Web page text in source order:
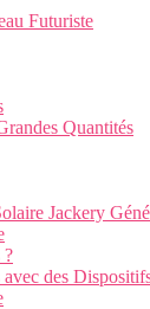
Futuriste
Quantités
Jackery
?
des